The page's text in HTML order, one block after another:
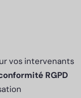
vos intervenants
RGPD